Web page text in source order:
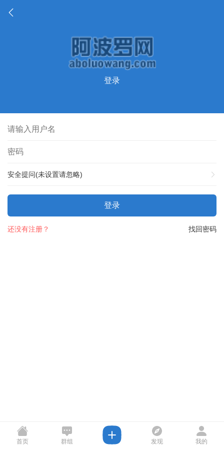
登录
安全提问(未设置请忽略)
登录
找回密码
还没有注册？
首页 群组 发现 我的